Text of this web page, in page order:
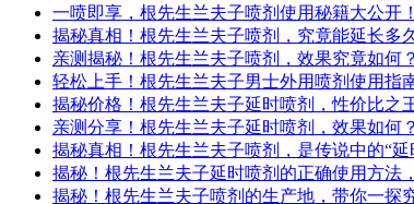
一喷即享，根先生兰夫子喷剂使用秘籍大公开！
揭秘真相！根先生兰夫子喷剂，究竟能延长多
亲测揭秘！根先生兰夫子喷剂，效果究竟如何
轻松上手！根先生兰夫子男士外用喷剂使用指
揭秘价格！根先生兰夫子延时喷剂，性价比之
亲测分享！根先生兰夫子延时喷剂，效果如何
揭秘真相！根先生兰夫子喷剂，是传说中的“延
揭秘！根先生兰夫子延时喷剂的正确使用方法
揭秘！根先生兰夫子喷剂的生产地，带你一探